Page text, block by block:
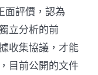
面評價，認為
立分析的前
收集協議，才能
目前公開的文件